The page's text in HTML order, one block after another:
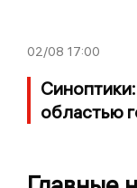
02/08 17:00
областью